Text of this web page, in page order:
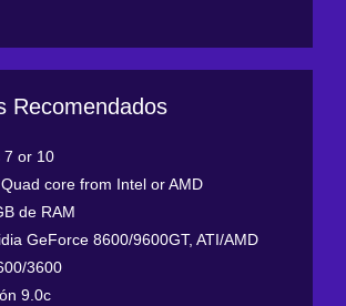
Recomendados
7 or 10
Quad core from Intel or AMD
de RAM
GeForce 8600/9600GT, ATI/AMD
3600
9.0c